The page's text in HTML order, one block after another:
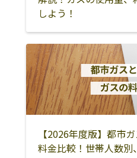
しよう！
【2026年度版】都市
料金比較！世帯人数